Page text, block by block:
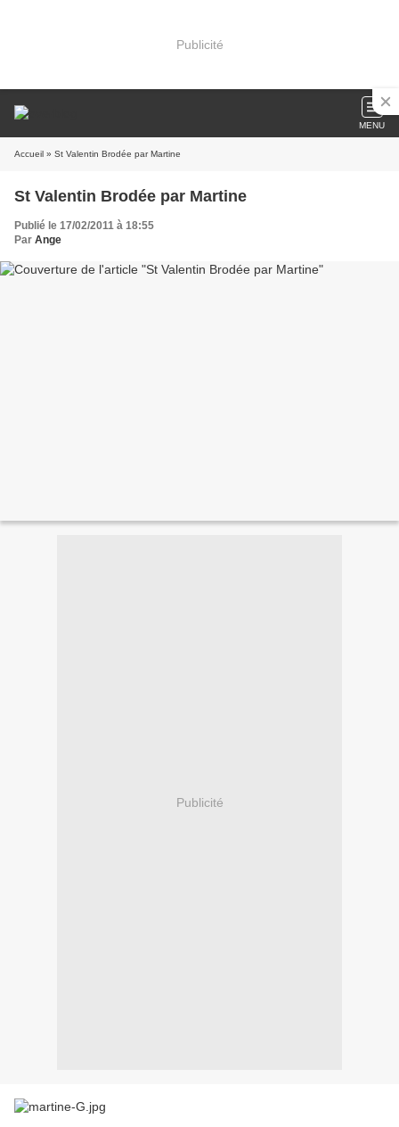
Publicité
MENU
Accueil » St Valentin Brodée par Martine
St Valentin Brodée par Martine
Publié le 17/02/2011 à 18:55
Par Ange
Publicité